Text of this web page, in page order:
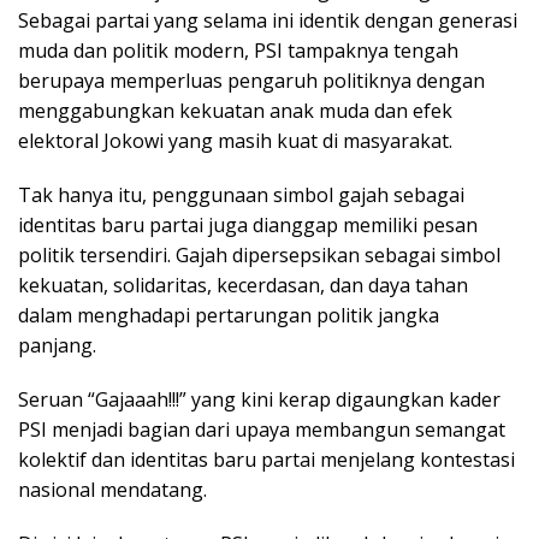
Sebagai partai yang selama ini identik dengan generasi
muda dan politik modern, PSI tampaknya tengah
berupaya memperluas pengaruh politiknya dengan
menggabungkan kekuatan anak muda dan efek
elektoral Jokowi yang masih kuat di masyarakat.
Tak hanya itu, penggunaan simbol gajah sebagai
identitas baru partai juga dianggap memiliki pesan
politik tersendiri. Gajah dipersepsikan sebagai simbol
kekuatan, solidaritas, kecerdasan, dan daya tahan
dalam menghadapi pertarungan politik jangka
panjang.
Seruan “Gajaaah!!!” yang kini kerap digaungkan kader
PSI menjadi bagian dari upaya membangun semangat
kolektif dan identitas baru partai menjelang kontestasi
nasional mendatang.